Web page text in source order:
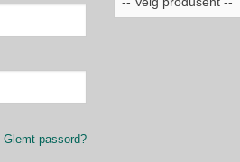
Glemt passord?